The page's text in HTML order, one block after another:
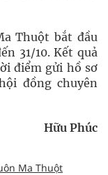
Thuột bắt đầu
31/10. Kết quả
điểm gửi hồ sơ
đồng chuyên
Hữu Phúc
Ma Thuột